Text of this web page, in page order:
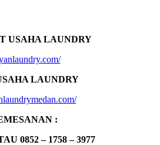
USAHA LAUNDRY
LAUNDRY
:
0852 – 1758 – 3977